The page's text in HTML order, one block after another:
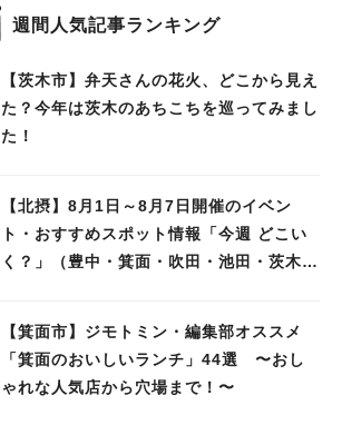
週間人気記事ランキング
【茨木市】弁天さんの花火、どこから見え
た？今年は茨木のあちこちを巡ってみまし
た！
【北摂】8月1日～8月7日開催のイベン
ト・おすすめスポット情報「今週 どこい
く？」（豊中・箕面・吹田・池田・茨木・
【箕面市】ジモトミン・編集部オススメ
「箕面のおいしいランチ」44選 〜おし
ゃれな人気店から穴場まで！〜